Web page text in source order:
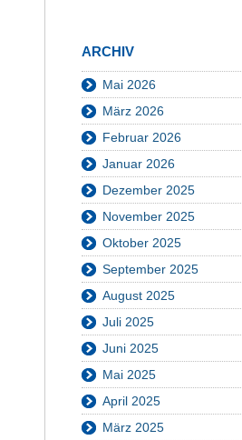
ARCHIV
Mai 2026
März 2026
Februar 2026
Januar 2026
Dezember 2025
November 2025
Oktober 2025
September 2025
August 2025
Juli 2025
Juni 2025
Mai 2025
April 2025
März 2025